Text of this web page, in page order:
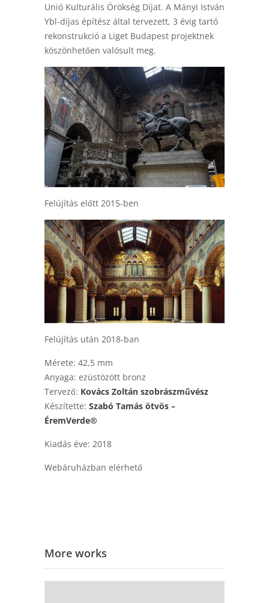
Unió Kulturális Örökség Díjat. A Mányi István
Ybl-díjas építész által tervezett, 3 évig tartó
rekonstrukció a Liget Budapest projektnek
köszönhetően valósult meg.
Felújítás előtt 2015-ben
Felújítás után 2018-ban
Mérete: 42,5 mm
Anyaga: ezüstözött bronz
Tervező: Kovács Zoltán szobrászművész
Készítette: Szabó Tamás ötvös –
ÉremVerde®
Kiadás éve: 2018
Webáruházban elérhető
More works